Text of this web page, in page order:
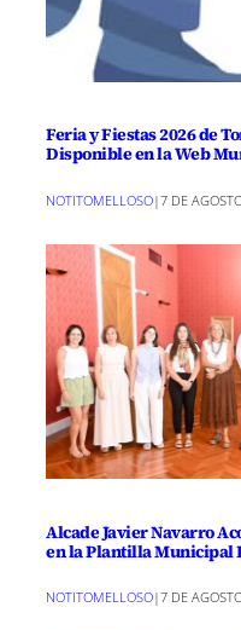
Feria y Fiestas 2026 de
Disponible en la Web
NOTITOMELLOSO|7 DE
Alcade Javier Navarro
en la Plantilla Municipal
NOTITOMELLOSO|7 DE